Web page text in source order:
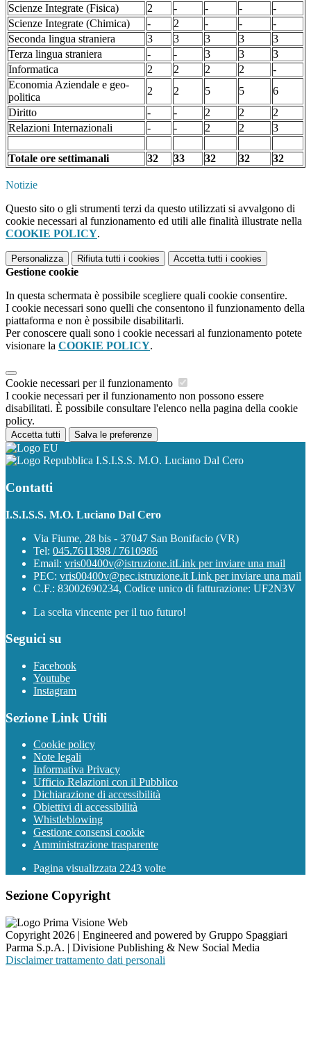
Scienze Integrate (Fisica)
2 - - -
-
Scienze Integrate (Chimica)
- 2 - -
-
Seconda lingua straniera
3 3 3 3
3
Terza lingua straniera
- - 3 3
3
Informatica
2 2 2 2
-
Economia Aziendale e geo-
politica
2 2 5 5
6
Diritto
- - 2 2
2
Relazioni Internazionali
- - 2 2 3
Totale ore settimanali 32 33 32 32 32
Notizie
Questo sito o gli strumenti terzi da questo utilizzati si avvalgono di
cookie necessari al funzionamento ed utili alle finalità illustrate nella
COOKIE POLICY.
Personalizza Rifiuta tutti i cookies Accetta tutti i cookies
Gestione cookie
In questa schermata è possibile scegliere quali cookie consentire.
I cookie necessari sono quelli che consentono il funzionamento della
piattaforma e non è possibile disabilitarli.
Per conoscere quali sono i cookie necessari al funzionamento potete
visionare la COOKIE POLICY.
Cookie necessari per il funzionamento
I cookie necessari per il funzionamento non possono essere
disabilitati. È possibile consultare l'elenco nella pagina della cookie
policy.
Accetta tutti Salva le preferenze
I.S.I.S.S. M.O. Luciano Dal Cero
Contatti
I.S.I.S.S. M.O. Luciano Dal Cero
Via Fiume, 28 bis - 37047 San Bonifacio (VR)
Tel: 045.7611398 / 7610986
Email: vris00400v@istruzione.itLink per inviare una mail
PEC: vris00400v@pec.istruzione.it Link per inviare una mail
C.F.: 83002690234, Codice unico di fatturazione: UF2N3V
La scelta vincente per il tuo futuro!
Seguici su
Facebook
Youtube
Instagram
Sezione Link Utili
Cookie policy
Note legali
Informativa Privacy
Ufficio Relazioni con il Pubblico
Dichiarazione di accessibilità
Obiettivi di accessibilità
Whistleblowing
Gestione consensi cookie
Amministrazione trasparente
Pagina visualizzata 2243 volte
Sezione Copyright
Copyright 2026 | Engineered and powered by Gruppo Spaggiari
Parma S.p.A. | Divisione Publishing & New Social Media
Disclaimer trattamento dati personali